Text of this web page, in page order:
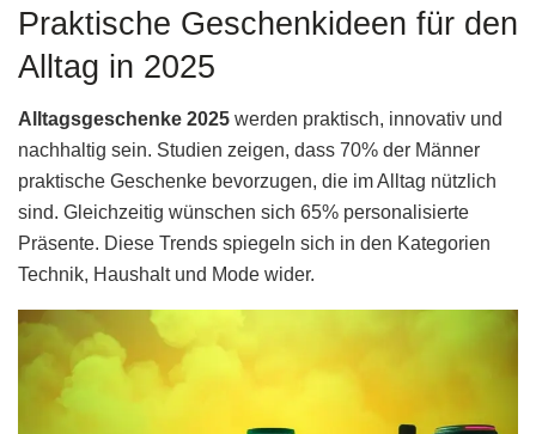
Praktische Geschenkideen für den
Alltag in 2025
Alltagsgeschenke 2025 werden praktisch, innovativ und
nachhaltig sein. Studien zeigen, dass 70% der Männer
praktische Geschenke bevorzugen, die im Alltag nützlich
sind. Gleichzeitig wünschen sich 65% personalisierte
Präsente. Diese Trends spiegeln sich in den Kategorien
Technik, Haushalt und Mode wider.